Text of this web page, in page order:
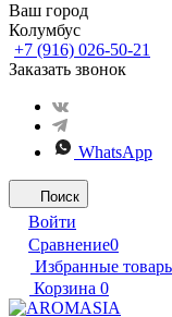
Ваш город
Колумбус
+7 (916) 026-50-21
Заказать звонок
WhatsApp
Поиск
Войти
Сравнение0
Избранные
Корзина 0